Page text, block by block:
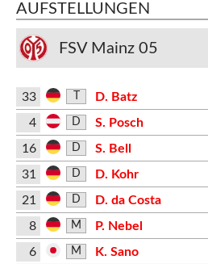
AUFSTELLUNGEN
FSV Mainz 05
33
D. Batz
4
D S. Posch
16 D S. Bell
31 D D. Kohr
21 D D. da Costa
8 M P. Nebel
6 M
K. Sano